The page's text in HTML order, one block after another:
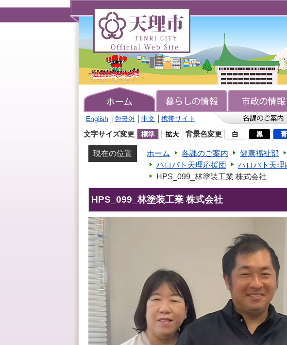
理
TENRI
Official
Site
English 한국어 中文 携帯サイト
文字サイズ変更 背景色変更
現在の位置 ホーム 各課のご案内 健康福祉部
ハロパト天理応援団
ハロパト天理
HPS_099_林塗装工業 株式会社
HPS_099_林塗装工業 株式会社